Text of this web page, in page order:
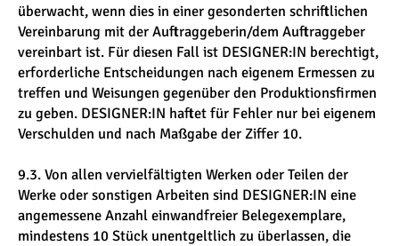
überwacht, wenn dies in einer gesonderten schriftlichen
Vereinbarung mit der Auftraggeberin/dem Auftraggeber
vereinbart ist. Für diesen Fall ist DESIGNER:IN berechtigt,
erforderliche Entscheidungen nach eigenem Ermessen zu
treffen und Weisungen gegenüber den Produktionsfirmen
zu geben. DESIGNER:IN haftet für Fehler nur bei eigenem
Verschulden und nach Maßgabe der Ziffer 10.
9.3. Von allen vervielfältigten Werken oder Teilen der
Werke oder sonstigen Arbeiten sind DESIGNER:IN eine
angemessene Anzahl einwandfreier Belegexemplare,
mindestens 10 Stück unentgeltlich zu überlassen, die